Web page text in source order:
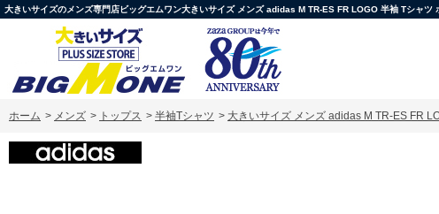
大きいサイズのメンズ専門店ビッグエムワン大きいサイズ メンズ adidas M TR-ES FR LOGO 半袖 Tシャ
ホーム > メンズ > トップス > 半袖Tシャツ > 大きいサイズ メンズ adidas M TR-ES FR